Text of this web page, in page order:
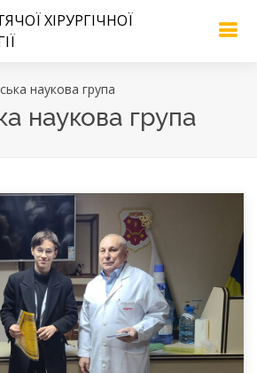
ХІРУРГІЧНОЇ
наукова група
наукова група